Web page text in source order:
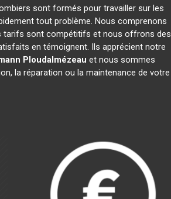
sont formés pour travailler sur les
tout problème. Nous comprenons
tarifs sont compétitifs et nous offrons des
en témoignent. Ils apprécient notre
Ploudalmézeau et nous sommes
la réparation ou la maintenance de votre